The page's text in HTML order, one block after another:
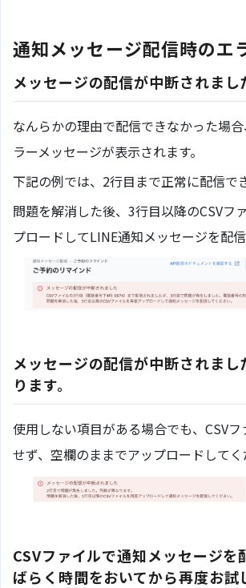
通知メッセージ配信時のエ
メッセージの配信が中断されまし
なんらかの理由で配信できなかった場
ラーメッセージが表示されます。
下記の例では、2行目まで正常に配信で
問題を解消した後、3行目以降のCSVフ
プロードしてLINE通知メッセージを配
メッセージの配信が中断されまし
ります。
使用しない項目がある場合でも、CSV
せず、空欄のままでアップロードしてく
CSVファイルで通知メッセージを
ばらく時間をおいてから再度お試